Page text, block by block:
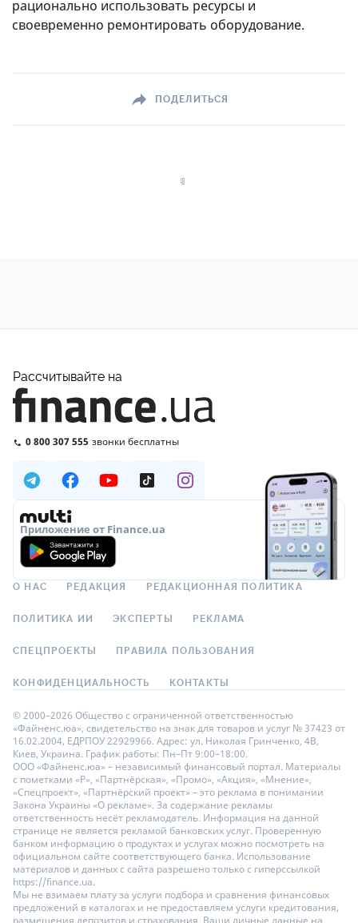
рационально использовать ресурсы и
своевременно ремонтировать оборудование.
ПОДЕЛИТЬСЯ
Рассчитывайте на
0 800 307 555 звонки бесплатны
Приложение от Finance.ua
О НАС РЕДАКЦИЯ РЕДАКЦИОННАЯ ПОЛИТИКА
ПОЛИТИКА ИИ ЭКСПЕРТЫ РЕКЛАМА
СПЕЦПРОЕКТЫ ПРАВИЛА ПОЛЬЗОВАНИЯ
КОНФИДЕНЦИАЛЬНОСТЬ КОНТАКТЫ
© 2000–2026 Общество с ограниченной ответственностью
«Файненс.юа», свидетельство на знак для товаров и услуг № 37423 от
16.02.2004, ЕДРПОУ 22929966. Адрес: ул. Николая Гринченко, 4В,
Киев, Украина. График работы: Пн–Пт 9:00–18:00.
ООО «Файненс.юа» – независимый финансовый портал. Материалы
с пометками «Р», «Партнёрская», «Промо», «Акция», «Мнение»,
«Спецпроект», «Партнёрский проект» – это реклама в понимании
Закона Украины «О рекламе». За содержание рекламы
ответственность несёт рекламодатель. Информация на данной
странице не является рекламой банковских услуг. Проверенную
банком информацию о продуктах и услугах можно посмотреть на
официальном сайте соответствующего банка. Использование
материалов и данных с сайта разрешено только с гиперссылкой
https://finance.ua.
Мы не взимаем плату за услуги подбора и сравнения финансовых
предложений в каталогах и не предоставляем услуги кредитования,